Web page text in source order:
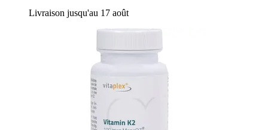
Livraison jusqu'au 17 août